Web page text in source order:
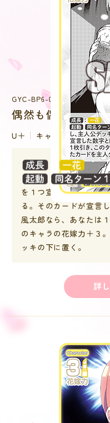
GYC-BP6-004P
偶然も偶然 中野
U＋ キャラクター
を１つ宣言し、主人公
る。そのカードが宣言
風太郎なら、あなたは
のキャラの花嫁力＋３
ッキの下に置く。
詳